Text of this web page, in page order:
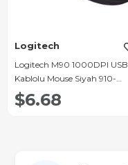
Logitech
Logitech M90 1000DPI USB
Kablolu Mouse Siyah 910-
001793
$6.68